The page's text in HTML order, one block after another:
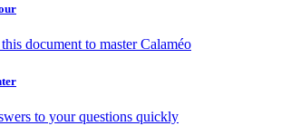
document to master Calaméo
to your questions quickly